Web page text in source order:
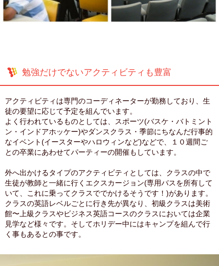
勉強だけでないアクティビティも豊富
アクティビティは専門のコーディネーターが勤務しており、生
徒の要望に応じて予定を組んでいます。
よく行われているものとしては、スポーツ(バスケ・バトミント
ン・インドアホッケー)やダンスクラス・季節にちなんだ行事的
なイベント(イースターやハロウィンなど)などで、１０週間ご
との卒業にあわせてパーティーの開催もしています。
外へ出かけるタイプのアクティビティとしては、クラスの中で
生徒が教師と一緒に行くエクスカージョン(専用バスを所有して
いて、これに乗ってクラスででかけるそうです！)があります。
クラスの英語レベルごとに行き先が異なり、初級クラスは美術
館〜上級クラスやビジネス英語コースのクラスにおいては企業
見学など様々です。そしてホリデー中にはキャンプを組んで行
く事もあるとの事です。